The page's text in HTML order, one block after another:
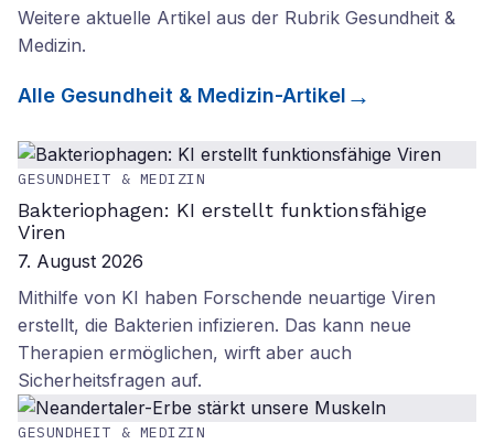
Weitere aktuelle Artikel aus der Rubrik Gesundheit &
Medizin.
Alle Gesundheit & Medizin-Artikel
GESUNDHEIT & MEDIZIN
Bakteriophagen: KI erstellt funktionsfähige
Viren
7. August 2026
Mithilfe von KI haben Forschende neuartige Viren
erstellt, die Bakterien infizieren. Das kann neue
Therapien ermöglichen, wirft aber auch
Sicherheitsfragen auf.
GESUNDHEIT & MEDIZIN